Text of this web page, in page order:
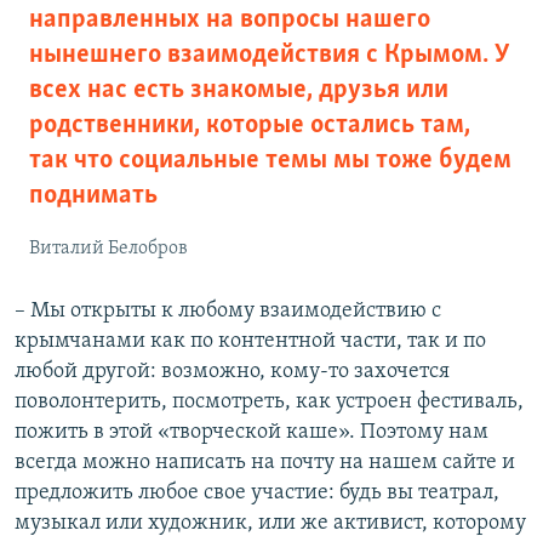
направленных на вопросы нашего
нынешнего взаимодействия с Крымом. У
всех нас есть знакомые, друзья или
родственники, которые остались там,
так что социальные темы мы тоже будем
поднимать
Виталий Белобров
– Мы открыты к любому взаимодействию с
крымчанами как по контентной части, так и по
любой другой: возможно, кому-то захочется
поволонтерить, посмотреть, как устроен фестиваль,
пожить в этой «творческой каше». Поэтому нам
всегда можно написать на почту на нашем сайте и
предложить любое свое участие: будь вы театрал,
музыкал или художник, или же активист, которому